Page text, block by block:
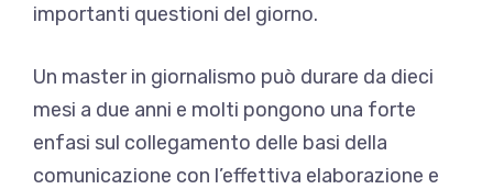
importanti questioni del giorno.
Un master in giornalismo può durare da dieci
mesi a due anni e molti pongono una forte
enfasi sul collegamento delle basi della
comunicazione con l’effettiva elaborazione e